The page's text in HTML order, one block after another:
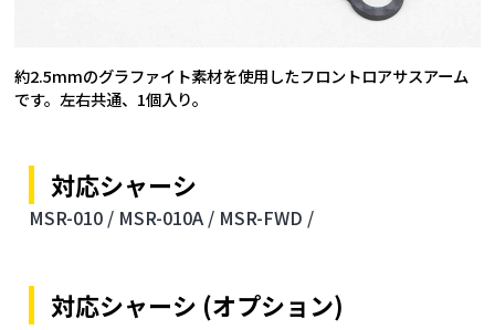
約2.5mmのグラファイト素材を使用したフロントロアサスアーム
です。左右共通、1個入り。
対応シャーシ
MSR-010 / MSR-010A / MSR-FWD /
対応シャーシ (オプション)